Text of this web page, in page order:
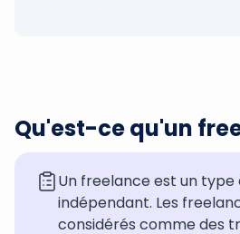
Qu'est-ce qu'un
Un freelance est un
indépendant. Les
considérés comme des